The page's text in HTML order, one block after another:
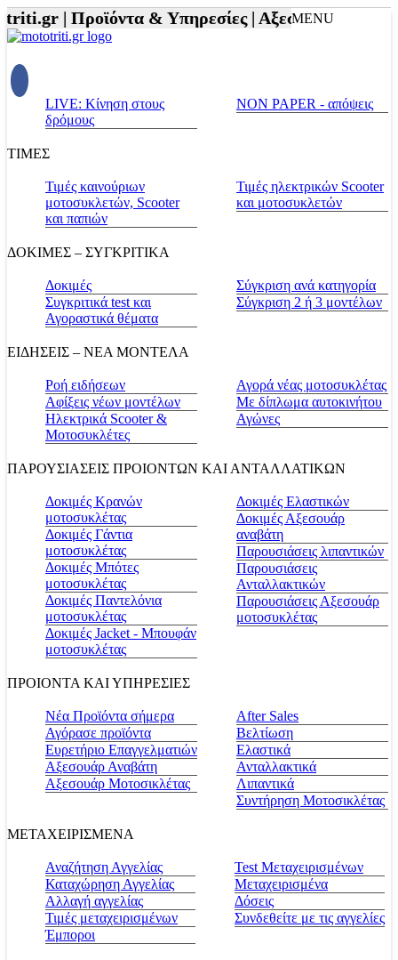
|Προϊόντα & Υπηρεσίες |Αξεσουάρ Αναβάτη
MENU
LIVE: Κίνηση στους
δρόμους
NON PAPER - απόψεις
ΤΙΜΕΣ
Τιμές καινούριων
μοτοσυκλετών, Scooter
και παπιών
Τιμές ηλεκτρικών Scooter
και μοτοσυκλετών
ΔΟΚΙΜΕΣ – ΣΥΓΚΡΙΤΙΚΑ
Δοκιμές
Συγκριτικά test και
Αγοραστικά θέματα
Σύγκριση ανά κατηγορία
Σύγκριση 2 ή 3 μοντέλων
ΕΙΔΗΣΕΙΣ – ΝΕΑ ΜΟΝΤΕΛΑ
Ροή ειδήσεων
Αφίξεις νέων μοντέλων
Ηλεκτρικά Scooter &
Μοτοσυκλέτες
Αγορά νέας μοτοσυκλέτας
Με δίπλωμα αυτοκινήτου
Αγώνες
ΠΑΡΟΥΣΙΑΣΕΙΣ ΠΡΟΙΟΝΤΩΝ ΚΑΙ ΑΝΤΑΛΛΑΤΙΚΩΝ
Δοκιμές Κρανών
μοτοσυκλέτας
Δοκιμές Γάντια
μοτοσυκλέτας
Δοκιμές Μπότες
μοτοσυκλέτας
Δοκιμές Παντελόνια
μοτοσυκλέτας
Δοκιμές Jacket - Μπουφάν
μοτοσυκλέτας
Δοκιμές Ελαστικών
Δοκιμές Αξεσουάρ
αναβάτη
Παρουσιάσεις λιπαντικών
Παρουσιάσεις
Ανταλλακτικών
Παρουσιάσεις Αξεσουάρ
μοτοσυκλέτας
ΠΡΟΙΟΝΤΑ ΚΑΙ ΥΠΗΡΕΣΙΕΣ
Νέα Προϊόντα σήμερα
Αγόρασε προϊόντα
Ευρετήριο Επαγγελματιών
Αξεσουάρ Αναβάτη
Αξεσουάρ Μοτοσικλέτας
Αfter Sales
Βελτίωση
Ελαστικά
Ανταλλακτικά
Λιπαντικά
Συντήρηση Μοτοσικλέτας
ΜΕΤΑΧΕΙΡΙΣΜΕΝΑ
Αναζήτηση Αγγελίας
Καταχώρηση Αγγελίας
Αλλαγή αγγελίας
Τιμές μεταχειρισμένων
Έμποροι
Test Μεταχειρισμένων
Μεταχειρισμένα
Δόσεις
Συνδεθείτε με τις αγγελίες